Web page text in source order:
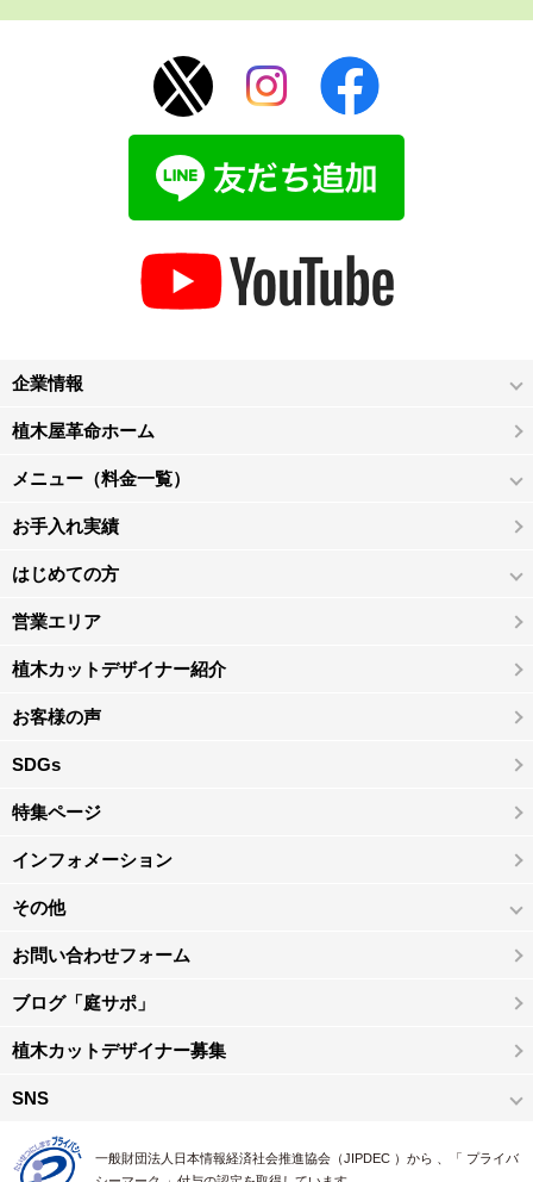
企業情報
植木屋革命ホーム
メニュー（料金一覧）
お手入れ実績
はじめての方
営業エリア
植木カットデザイナー紹介
お客様の声
SDGs
特集ページ
インフォメーション
その他
お問い合わせフォーム
ブログ「庭サポ」
植木カットデザイナー募集
SNS
一般財団法人日本情報経済社会推進協会（JIPDEC ）から 、「 プライバ